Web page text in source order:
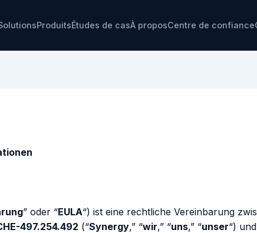
ProduitsÉtudes de casÀ proposCentre de confiance
” oder “EULA“) ist eine rechtliche Vereinbarung
497.254.492 (“Synergy,” “wir,” “uns,” “unser“)